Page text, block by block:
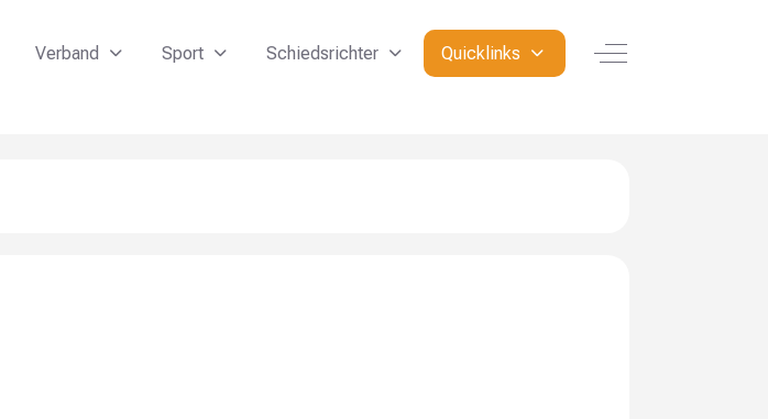
Verband Sport Schiedsrichter Quicklinks Off-Canvas Toggle